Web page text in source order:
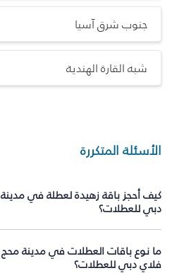
جنوب شرق آسيا
شبه القارة الهندية
الأسئلة المتكررة
كيف أحجز باقة زهيدة لعطلة في
دبي للعطلات؟
ما نوع باقات العطلات في مدينة محج
فلاي دبي للعطلات؟